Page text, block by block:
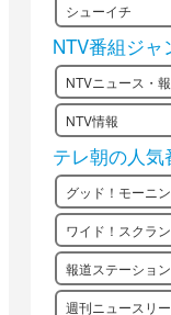
シューイチ
NTV番組ジャ
NTVニュース・
NTV情報
テレ朝の人
グッド！モーニ
ワイド！スクラ
報道ステーション
週刊ニュースリ